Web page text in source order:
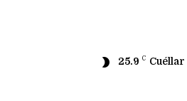
25.9 C Cuéllar